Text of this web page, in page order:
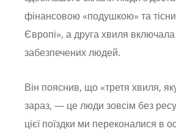
фінансовою «подушкою» та
Європі», а друга хвиля
забезпечених людей.
Він пояснив, що «третя хвиля,
зараз, — це люди зовсім без
цієї поїздки ми переконалися в